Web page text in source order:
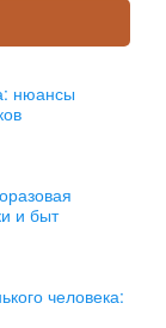
нюансы
и быт
человека: